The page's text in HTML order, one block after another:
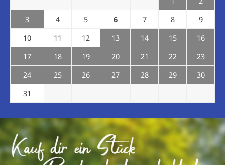
3
4 5 6 7 8
9
10
11 12 13 14 15
16
17
18 19 20 21 22
23
24
25 26 27 28 29
30
31